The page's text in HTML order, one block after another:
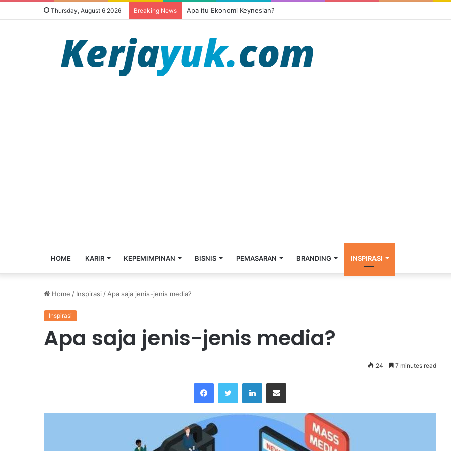
Thursday, August 6 2026 Breaking News Apa itu Ekonomi Keynesian?
HOME KARIR KEPEMIMPINAN BISNIS PEMASARAN BRANDING INSPIRASI
Home / Inspirasi / Apa saja jenis-jenis media?
Inspirasi
Apa saja jenis-jenis media?
24 7 minutes read